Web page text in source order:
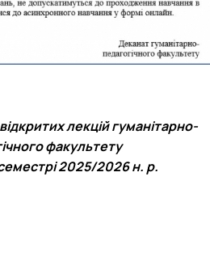
лекцій гуманітарно-
факультету
2025/2026 н. р.